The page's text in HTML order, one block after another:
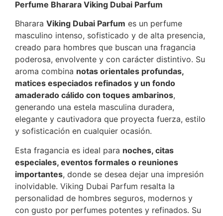
Perfume Bharara Viking Dubai Parfum
Bharara Viking Dubai Parfum es un perfume
masculino intenso, sofisticado y de alta presencia,
creado para hombres que buscan una fragancia
poderosa, envolvente y con carácter distintivo. Su
aroma combina notas orientales profundas,
matices especiados refinados y un fondo
amaderado cálido con toques ambarinos,
generando una estela masculina duradera,
elegante y cautivadora que proyecta fuerza, estilo
y sofisticación en cualquier ocasión.
Esta fragancia es ideal para noches, citas
especiales, eventos formales o reuniones
importantes, donde se desea dejar una impresión
inolvidable. Viking Dubai Parfum resalta la
personalidad de hombres seguros, modernos y
con gusto por perfumes potentes y refinados. Su